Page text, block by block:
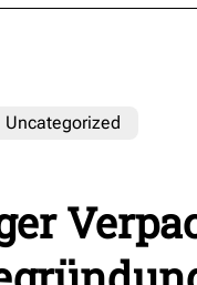
Uncategorized